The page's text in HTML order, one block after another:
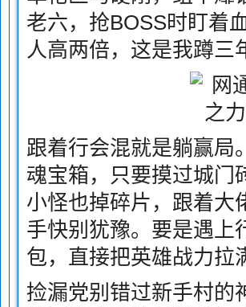
老六，抢BOSS时盯着
人高两倍，这是我蹲三
跟着行会混就是躺赢局
魂宝箱，只要摸过城门
小怪也掉碎片，跟着大
手快别犹豫。要是遇上
包，直接把英雄战力拉
捡漏党别错过新手村的